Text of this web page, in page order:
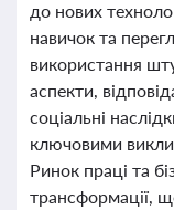
до нових
навичок та
використання
аспекти,
соціальні
ключовими
Ринок праці та
трансформації,